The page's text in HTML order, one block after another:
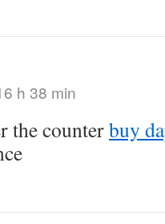
h 38 min
the counterbuy